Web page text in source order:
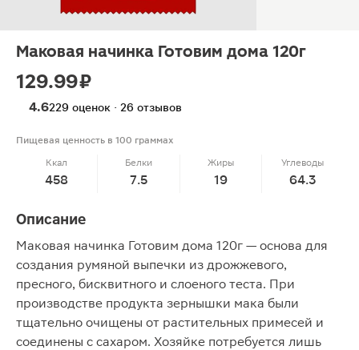
Маковая начинка Готовим дома 120г
129.99 ₽
4.6229 оценок · 26 отзывов
Пищевая ценность в 100 граммах
Ккал
458
Белки
7.5
Жиры
19
Углеводы
64.3
Описание
Маковая начинка Готовим дома 120г — основа для
создания румяной выпечки из дрожжевого,
пресного, бисквитного и слоеного теста. При
производстве продукта зернышки мака были
тщательно очищены от растительных примесей и
соединены с сахаром. Хозяйке потребуется лишь